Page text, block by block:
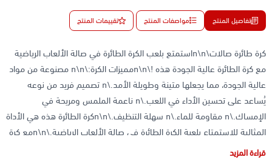
تفاصيل المنتج مواصفات المنتج تقييمات المنتج
كرة طائرة صالات\n\nاستمتع بلعب الكرة الطائرة في صالة الألعاب الرياضية
مع كرة الطائرة عالية الجودة هذه !\n\nمميزات الكرة:\n\n مصنوعة من مواد
عالية الجودة، مما يجعلها متينة وطويلة الأمد.\n تصميم فريد من نوعه
يُساعد على تحسين الأداء في اللعب.\n ناعمة الملمس ومريحة في
الإمساك.\n مقاومة للماء.\n سهلة التنظيف.\n\nكرة الطائرة هذه هي الأداة
المثالية للاستمتاع بلعبة الكرة الطائرة في صالة الألعاب الرياضية.\n\nمع كرة
قراءة المزيد